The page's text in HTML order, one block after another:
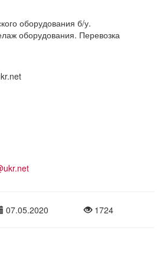
оборудования б/у.
оборудования. Перевозка
07.05.2020 1724